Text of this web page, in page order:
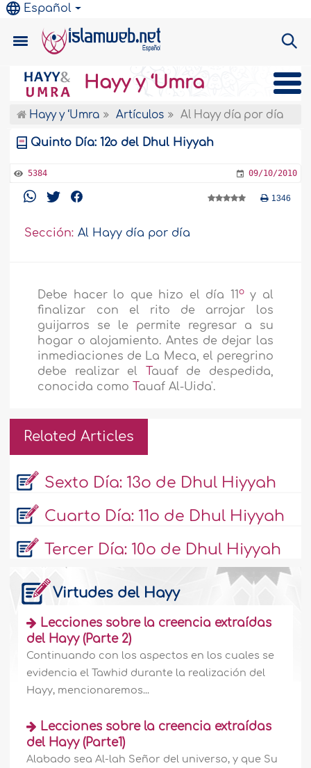
Español
Hayy y ‘Umra
Hayy y ‘Umra Artículos Al Hayy día por día
Quinto Día: 12o del Dhul Hiyyah
5384 09/10/2010
1346
Sección: Al Hayy día por día
Debe hacer lo que hizo el día 11oy al
finalizar con el rito de arrojar los
guijarros se le permite regresar a su
hogar o aloja­miento. Antes de dejar las
inmediaciones de La Meca, el pe­regrino
debe realizar el Tauaf de despedida,
conocida como Tauaf Al-Uida'.
Related Articles
Sexto Día: 13o de Dhul Hiyyah
Cuarto Día: 11o de Dhul Hiyyah
Tercer Día: 10o de Dhul Hiyyah
Virtudes del Hayy
Lecciones sobre la creencia extraídas
del Hayy (Parte 2)
Continuando con los aspectos en los cuales se
evidencia el Tawhid durante la realización del
Hayy, mencionaremos...
Lecciones sobre la creencia extraídas
del Hayy (Parte1)
Alabado sea Al-lah Señor del universo, y que Su